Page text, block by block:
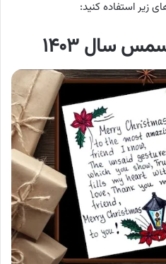
زیر استفاده کنید:
سال ۱۴۰۳